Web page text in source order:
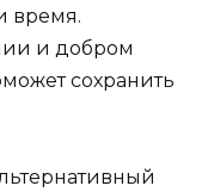
время.
и добром
сохранить